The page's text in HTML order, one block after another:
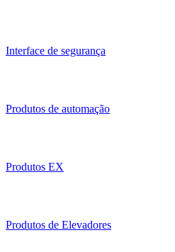
Interface de segurança
Produtos de automação
Produtos EX
Produtos de Elevadores